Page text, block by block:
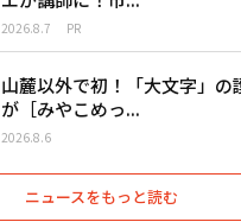
2026.8.7 PR
山麓以外で初！「大文字」の
が［みやこめっ...
2026.8.6
ニュースをもっと読む